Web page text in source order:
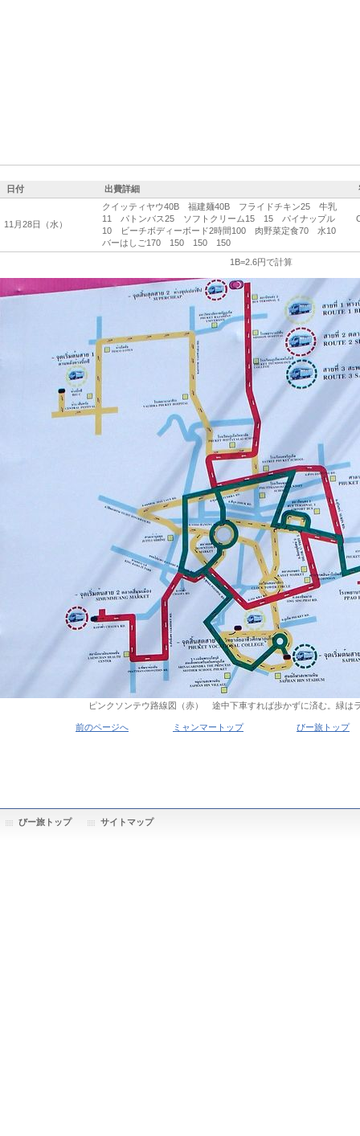
日付 出費詳細
11月28日（水）
クイッティヤウ40B 福建麺40B フライドチキン25 牛乳
11 パトンバス25 ソフトクリーム15 15 パイナップル
10 ビーチボディーボード2時間100 肉野菜定食70 水10
バーはしご170 150 150 150
1B=2.6円で計算
ピンクソンテウ路線図（赤） 途中下車すれば歩かずに済む。緑は
前のページへ ミャンマートップ びー旅トップ
びー旅トップ サイトマップ